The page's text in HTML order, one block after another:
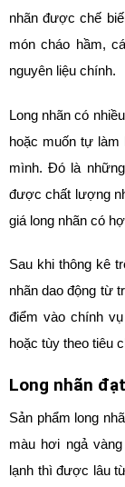
nhãn được chế
món cháo hầm,
nguyên liệu chính.
Long nhãn có
hoặc muốn tự làm
mình. Đó là
được chất lượng
giá long nhãn có
Sau khi thông kê
nhãn dao động từ
điểm vào chính
hoặc tùy theo tiêu
Long nhãn
Sản phẩm long
màu hơi ngả
lạnh thì được lâu